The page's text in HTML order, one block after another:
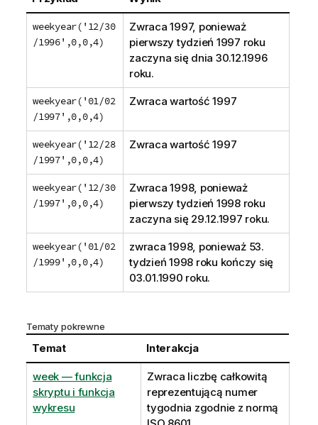
weekyear('12/30
/1996',0,0,4)
Zwraca 1997, ponieważ
pierwszy tydzień 1997 roku
zaczyna się dnia 30.12.1996
roku.
weekyear('01/02
/1997',0,0,4)
Zwraca wartość 1997
weekyear('12/28
/1997',0,0,4)
Zwraca wartość 1997
weekyear('12/30
/1997',0,0,4)
Zwraca 1998, ponieważ
pierwszy tydzień 1998 roku
zaczyna się 29.12.1997 roku.
weekyear('01/02
/1999',0,0,4)
zwraca 1998, ponieważ 53.
tydzień 1998 roku kończy się
03.01.1990 roku.
Tematy pokrewne
Temat Interakcja
week — funkcja
skryptu i funkcja
wykresu
Zwraca liczbę całkowitą
reprezentującą numer
tygodnia zgodnie z normą